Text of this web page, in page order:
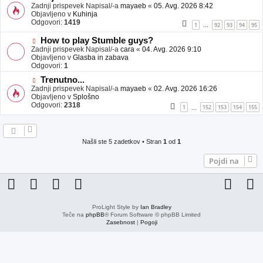
a
v
e
o
v
e
b
a
v
e
Zadnji prispevek Napisal/-a mayaeb « 05. Avg. 2026 8:42
Objavljeno v Kuhinja
Odgovori: 1419 1 92 93 94 95
N
o
v
e
o
b
j
a
v
e
How to play Stumble guys?
Zadnji prispevek Napisal/-a cara « 04. Avg. 2026 9:10
Objavljeno v Glasba in zabava
Odgovori: 1
N
o
v
e
o
Trenutno...
Zadnji prispevek Napisal/-a mayaeb « 02. Avg. 2026 16:26
Objavljeno v Splošno
Odgovori: 2318 1 152 153 154 155
Našli ste 5 zadetkov • Stran 1 od 1
Pojdi na
ProLight Style by Ian Bradley
Teče na phpBB® Forum Software © phpBB Limited
Zasebnost| Pogoji